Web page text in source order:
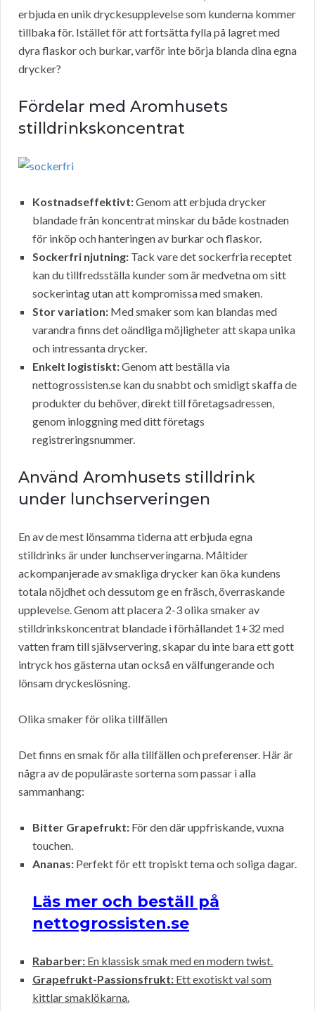
erbjuda en unik dryckesupplevelse som kunderna kommer
tillbaka för. Istället för att fortsätta fylla på lagret med
dyra flaskor och burkar, varför inte börja blanda dina egna
drycker?
Fördelar med Aromhusets
stilldrinkskoncentrat
Kostnadseffektivt:Genom att erbjuda drycker
blandade från koncentrat minskar du både kostnaden
för inköp och hanteringen av burkar och flaskor.
Sockerfri njutning: Tack vare det sockerfria receptet
kan du tillfredsställa kunder som är medvetna om sitt
sockerintag utan att kompromissa med smaken.
Stor variation: Med smaker som kan blandas med
varandra finns det oändliga möjligheter att skapa unika
och intressanta drycker.
Enkelt logistiskt:Genom att beställa via
nettogrossisten.se kan du snabbt och smidigt skaffa de
produkter du behöver, direkt till företagsadressen,
genom inloggning med ditt företags
registreringsnummer.
Använd Aromhusets stilldrink
under lunchserveringen
En av de mest lönsamma tiderna att erbjuda egna
stilldrinks är under lunchserveringarna. Måltider
ackompanjerade av smakliga drycker kan öka kundens
totala nöjdhet och dessutom ge en fräsch, överraskande
upplevelse. Genom att placera 2-3 olika smaker av
stilldrinkskoncentrat blandade i förhållandet 1+32 med
vatten fram till självservering, skapar du inte bara ett gott
intryck hos gästerna utan också en välfungerande och
lönsam dryckeslösning.
Olika smaker för olika tillfällen
Det finns en smak för alla tillfällen och preferenser. Här är
några av de populäraste sorterna som passar i alla
sammanhang:
Bitter Grapefrukt: För den där uppfriskande, vuxna
touchen.
Ananas: Perfekt för ett tropiskt tema och soliga dagar.
Läs mer och beställ på
nettogrossisten.se
Rabarber: En klassisk smak med en modern twist.
Grapefrukt-Passionsfrukt: Ett exotiskt val som
kittlar smaklökarna.